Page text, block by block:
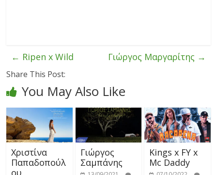
← Ripen x Wild Γιώργος Μαργαρίτης →
Share This Post:
You May Also Like
Χριστίνα
Παπαδοπούλ
ου
Γιώργος
Σαμπάνης
Kings x FY x
Mc Daddy